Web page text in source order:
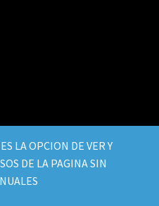
LA OPCION DE VER Y
DE LA PAGINA SIN
Built with WooCommerce